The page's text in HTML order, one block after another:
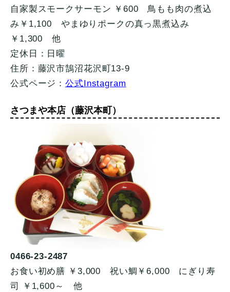
自家製スモークサーモン ￥600 鳥もも肉の煮込
み￥1,100 やまゆりポークの真っ黒煮込み
￥1,300 他
定休日：日曜
住所：藤沢市鵠沼花沢町13-9
公式ページ：公式Instagram
さつまや本店（藤沢本町）
0466-23-2487
お食い初め膳 ￥3,000 祝い鯛￥6,000 にぎり寿
司 ￥1,600～ 他